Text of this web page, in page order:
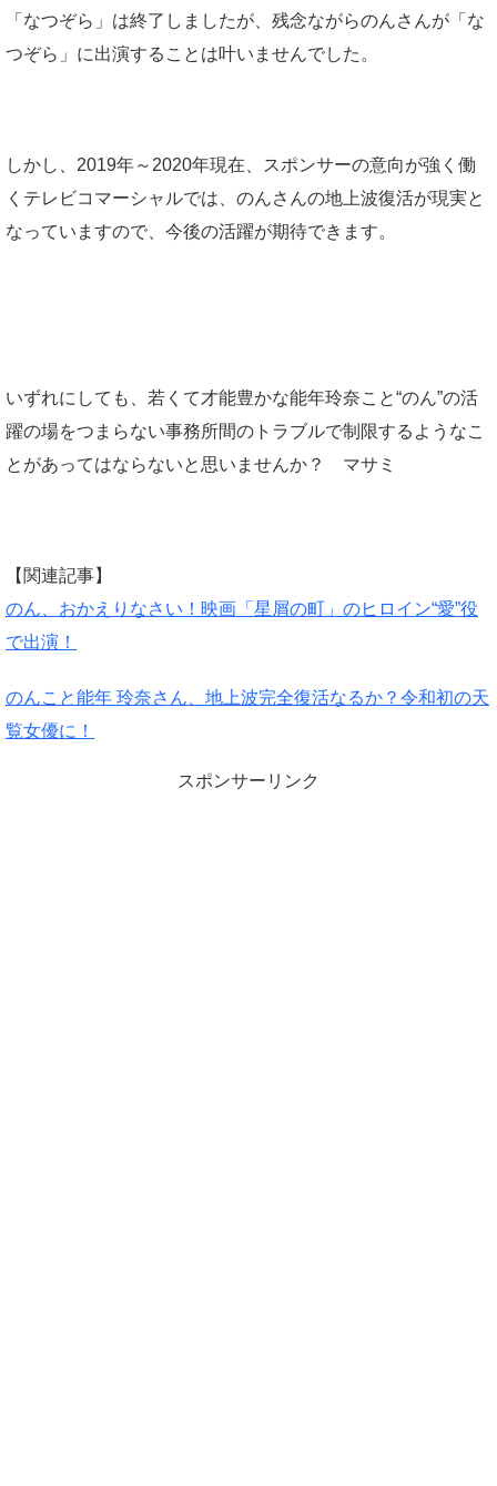
「なつぞら」は終了しましたが、残念ながらのんさんが「な
つぞら」に出演することは叶いませんでした。
しかし、2019年～2020年現在、スポンサーの意向が強く働
くテレビコマーシャルでは、のんさんの地上波復活が現実と
なっていますので、今後の活躍が期待できます。
いずれにしても、若くて才能豊かな能年玲奈こと“のん”の活
躍の場をつまらない事務所間のトラブルで制限するようなこ
とがあってはならないと思いませんか？ マサミ
【関連記事】
のん、おかえりなさい！映画「星屑の町」のヒロイン“愛”役
で出演！
のんこと能年 玲奈さん、地上波完全復活なるか？令和初の天
覧女優に！
スポンサーリンク